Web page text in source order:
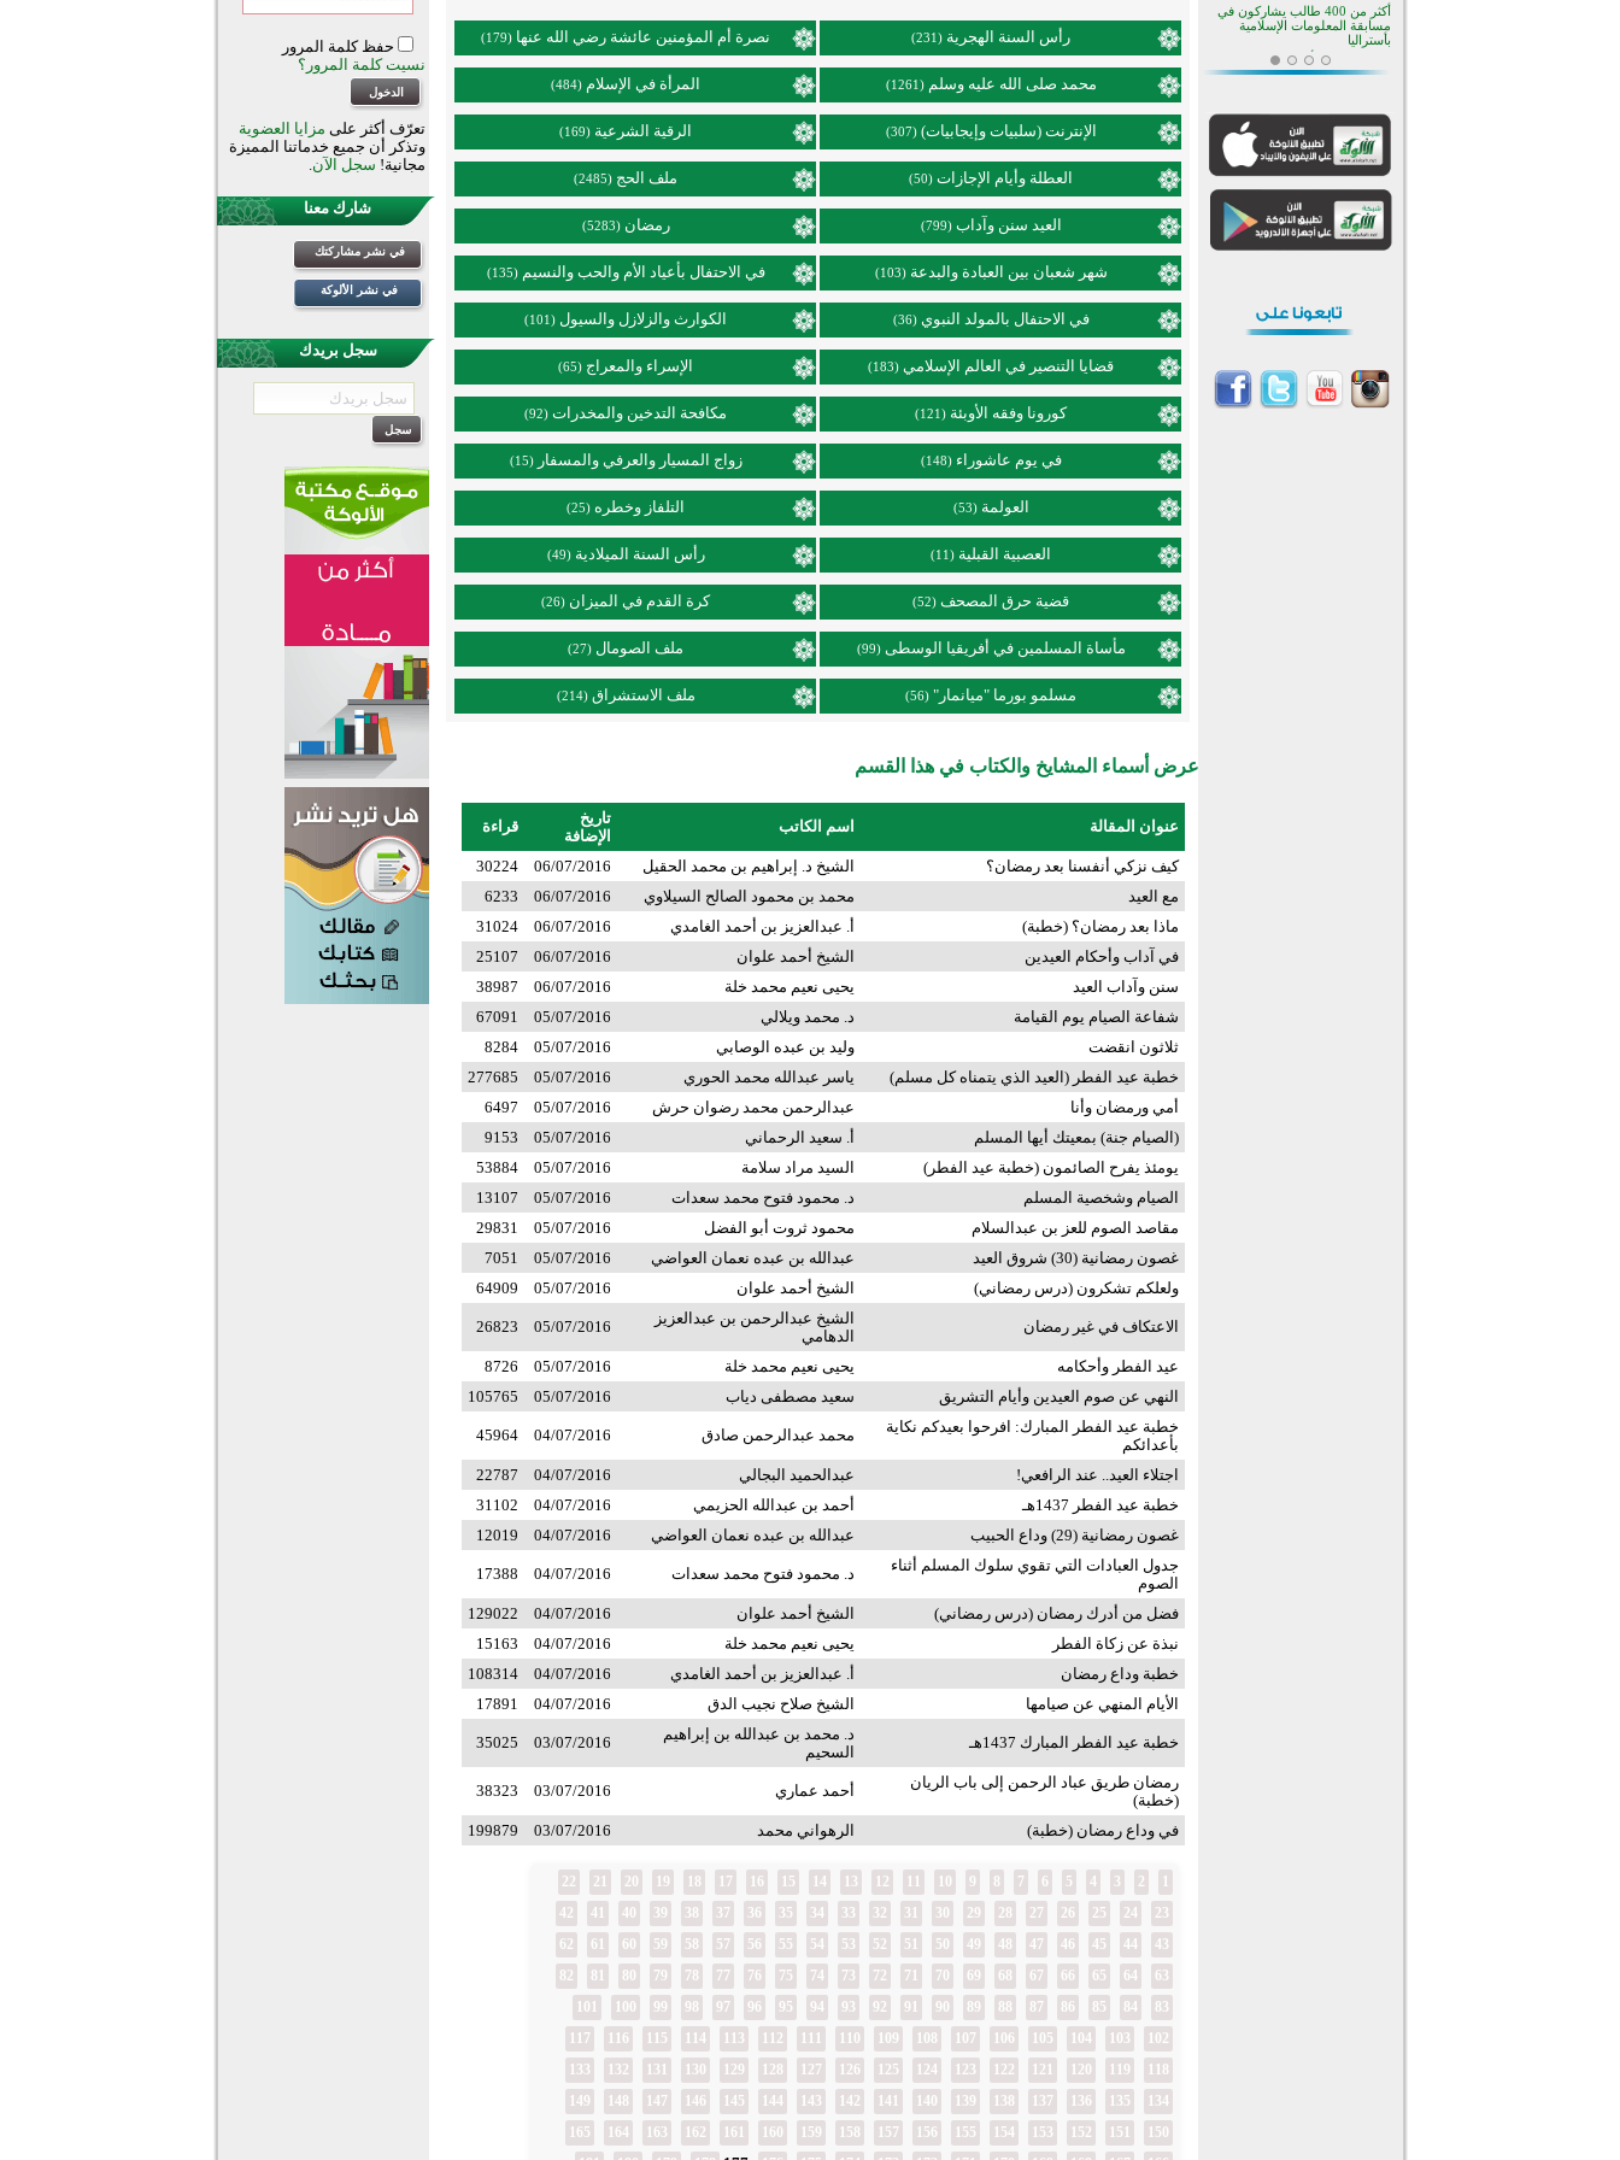
رأس السنة الهجرية (231) نصرة أم المؤمنين عائشة رضي الله عنها (179)
محمد صلى الله عليه وسلم (1261) المرأة في الإسلام (484)
الإنترنت (سلبيات وإيجابيات) (307) الرقية الشرعية (169)
العطلة وأيام الإجازات (50) ملف الحج (2485)
العيد سنن وآداب (799) رمضان (5283)
شهر شعبان بين العبادة والبدعة (103) في الاحتفال بأعياد الأم والحب والنسيم (135)
في الاحتفال بالمولد النبوي (36) الكوارث والزلازل والسيول (101)
قضايا التنصير في العالم الإسلامي (183) الإسراء والمعراج (65)
كورونا وفقه الأوبئة (121) مكافحة التدخين والمخدرات (92)
في يوم عاشوراء (148) زواج المسيار والعرفي والمسفار (15)
العولمة (53) التلفاز وخطره (25)
العصبية القبلية (11) رأس السنة الميلادية (49)
قضية حرق المصحف (52) كرة القدم في الميزان (26)
مأساة المسلمين في أفريقيا الوسطى (99) ملف الصومال (27)
مسلمو بورما "ميانمار" (56) ملف الاستشراق (214)
عرض أسماء المشايخ والكتاب في هذا القسم
عنوان المقالة اسم الكاتب
تاريخ
الإضافة
قراءة
كيف نزكي أنفسنا بعد رمضان؟ الشيخ د. إبراهيم بن محمد الحقيل 06/07/2016
30224
مع العيد
محمد بن محمود الصالح السيلاوي 06/07/2016
6233
ماذا بعد رمضان؟ (خطبة)
أ. عبدالعزيز بن أحمد الغامدي 06/07/2016
31024
في آداب وأحكام العيدين
الشيخ أحمد علوان 06/07/2016
25107
سنن وآداب العيد
يحيى نعيم محمد خلة 06/07/2016
38987
شفاعة الصيام يوم القيامة
د. محمد ويلالي 05/07/2016
67091
ثلاثون انقضت
وليد بن عبده الوصابي 05/07/2016
8284
خطبة عيد الفطر (العيد الذي يتمناه كل مسلم)
ياسر عبدالله محمد الحوري 05/07/2016
277685
أمي ورمضان وأنا
عبدالرحمن محمد رضوان حرش 05/07/2016
6497
(الصيام جنة) بمعيتك أيها المسلم
أ. سعيد الرحماني 05/07/2016
9153
يومئذ يفرح الصائمون (خطبة عيد الفطر)
السيد مراد سلامة 05/07/2016
53884
الصيام وشخصية المسلم
د. محمود فتوح محمد سعدات 05/07/2016
13107
مقاصد الصوم للعز بن عبدالسلام
محمود ثروت أبو الفضل 05/07/2016
29831
غصون رمضانية (30) شروق العيد
عبدالله بن عبده نعمان العواضي 05/07/2016
7051
ولعلكم تشكرون (درس رمضاني)
الشيخ أحمد علوان 05/07/2016
64909
الاعتكاف في غير رمضان
الشيخ عبدالرحمن بن عبدالعزيز
الدهامي
05/07/2016
26823
عيد الفطر وأحكامه يحيى نعيم محمد خلة 05/07/2016
8726
النهي عن صوم العيدين وأيام التشريق
سعيد مصطفى دياب 05/07/2016
105765
خطبة عيد الفطر المبارك: افرحوا بعيدكم نكاية
بأعدائكم
محمد عبدالرحمن صادق 04/07/2016
45964
اجتلاء العيد.. عند الرافعي! عبدالحميد البجالي 04/07/2016
22787
خطبة عيد الفطر 1437هـ
أحمد بن عبدالله الحزيمي 04/07/2016
31102
غصون رمضانية (29) وداع الحبيب
عبدالله بن عبده نعمان العواضي 04/07/2016
12019
جدول العبادات التي تقوي سلوك المسلم أثناء
الصوم
د. محمود فتوح محمد سعدات 04/07/2016
17388
فضل من أدرك رمضان (درس رمضاني) الشيخ أحمد علوان 04/07/2016
129022
نبذة عن زكاة الفطر
يحيى نعيم محمد خلة 04/07/2016
15163
خطبة وداع رمضان
أ. عبدالعزيز بن أحمد الغامدي 04/07/2016
108314
الأيام المنهي عن صيامها
الشيخ صلاح نجيب الدق 04/07/2016
17891
خطبة عيد الفطر المبارك 1437هـ
د. محمد بن عبدالله بن إبراهيم
السحيم
03/07/2016
35025
رمضان طريق عباد الرحمن إلى باب الريان
(خطبة)
أحمد عماري 03/07/2016
38323
في وداع رمضان (خطبة) الرهواني محمد 03/07/2016
199879
2
3
4
5
6
7
8
9
12
13
14
15
16
17
18
19
20
21
22
23
24
25
26
27
28
29
30
31
32
33
34
35
36
37
38
39
40
41
42
43
44
45
46
47
48
49
50
51
52
53
54
55
56
57
58
59
60
61
62
63
64
65
66
67
68
69
70
71
72
73
74
75
76
77
78
79
80
81
82
83
84
85
86
87
88
89
90
91
92
93
94
95
96
97
98
99
102
103
104
105
106
107
108
109
112
113
114
115
116
117
118
119
120
121
122
123
124
125
126
127
128
129
130
131
132
133
134
135
136
137
138
139
140
141
142
143
144
145
146
147
148
149
150
151
152
153
154
155
156
157
158
159
160
161
162
163
164
165
حفظ كلمة المرور
نسيت كلمة المرور؟
تعرّف أكثر على مزايا العضوية
وتذكر أن جميع خدماتنا المميزة
مجانية! سجل الآن.
شارك معنا
في نشر مشاركتك
في نشر الألوكة
سجل بريدك
أكثر من 400 طالب يشاركون في
مسابقة المعلومات الإسلامية
بأستراليا
افتتاح تاريخي لأول مسجد في بلييفليا
بالجبل الأسود منذ أكثر من قرن
مسجد جديد في أجواء إيمانية مميزة
أكبر مشروع إسلامي في ريف
أستراليا يفتتح أبوابه بعد سنوات من
القرآن والتربية في صدارة البرامج
الصيفية للمسلمين في بينزا
وساراتوف وموردوفيا هذا العام
اختتام الدورة التاسعة لمسابقة حفظ
القيم وبناء الشخصية للشباب
المسلمين
أكثر من 400 طالب يشاركون في
مسابقة المعلومات الإسلامية